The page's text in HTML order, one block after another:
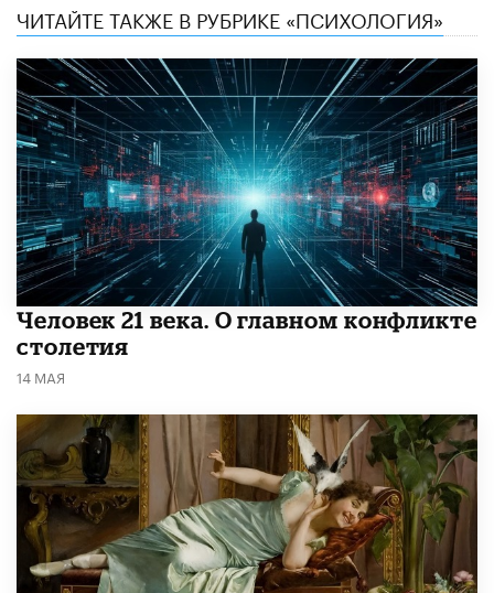
ЧИТАЙТЕ ТАКЖЕ В РУБРИКЕ «ПСИХОЛОГИЯ»
​Человек 21 века. О главном конфликте
столетия
14 МАЯ